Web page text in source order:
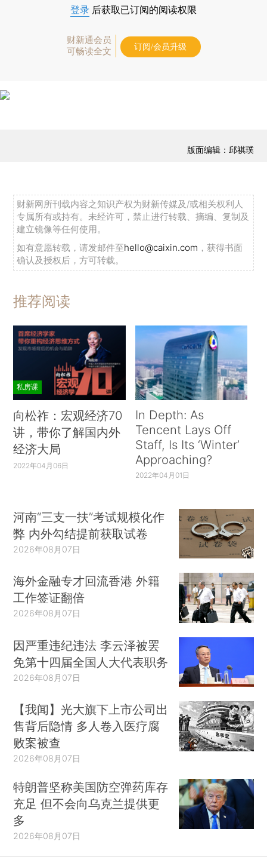
登录 后获取已订阅的阅读权限
财新通会员
可畅读全文
订阅/会员升级
版面编辑：邱祺璞
财新网所刊载内容之知识产权为财新传媒及/或相关权利人
专属所有或持有。未经许可，禁止进行转载、摘编、复制及
建立镜像等任何使用。
如有意愿转载，请发邮件至hello@caixin.com ，获得书面
确认及授权后，方可转载。
推荐阅读
私房课
向松祚：宏观经济70
讲，带你了解国内外
经济大局
2022年04月06日
In Depth: As
Tencent Lays Off
Staff, Is Its ‘Winter’
Approaching?
2022年04月01日
河南“三支一扶”考试规模化作
弊 内外勾结提前获取试卷
2026年08月07日
海外金融专才回流香港 外籍
工作签证翻倍
2026年08月07日
因严重违纪违法 李云泽被罢
免第十四届全国人大代表职务
2026年08月07日
【我闻】光大旗下上市公司出
售背后隐情 多人卷入医疗腐
败案被查
2026年08月07日
特朗普坚称美国防空弹药库存
充足 但不会向乌克兰提供更
多
2026年08月07日